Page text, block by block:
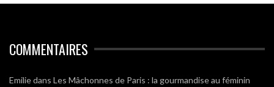
COMMENTAIRES
Emiliedans Les Mâchonnes de Paris : la gourmandise au féminin